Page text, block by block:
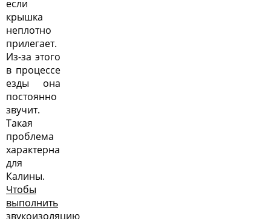
если
крышка
неплотно
прилегает.
Из-за этого
в процессе
езды она
постоянно
звучит.
Такая
проблема
характерна
для
Калины.
Чтобы
выполнить
звукоизоляцию